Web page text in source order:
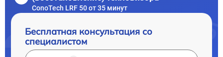
ConoTech LRF 50 от 35 минут
Бесплатная консультация со
специалистом